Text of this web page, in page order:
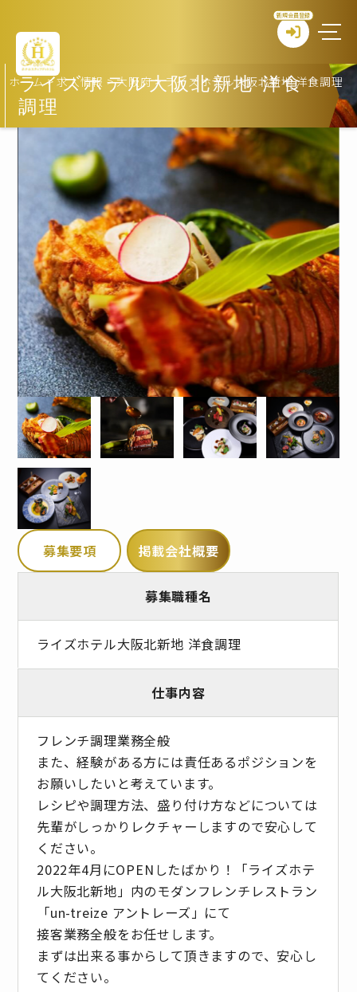
新規会員登録
ライズホテル大阪北新地 洋食
調理
ホーム>求人情報 >大阪府>ライズホテル大阪北新地 洋食調理
募集要項 掲載会社概要
募集職種名
ライズホテル大阪北新地 洋食調理
仕事内容
フレンチ調理業務全般
また、経験がある方には責任あるポジションを
お願いしたいと考えています。
レシピや調理方法、盛り付け方などについては
先輩がしっかりレクチャーしますので安心して
ください。
2022年4月にOPENしたばかり！「ライズホテ
ル大阪北新地」内のモダンフレンチレストラン
「un-treize アントレーズ」にて
接客業務全般をお任せします。
まずは出来る事からして頂きますので、安心し
てください。